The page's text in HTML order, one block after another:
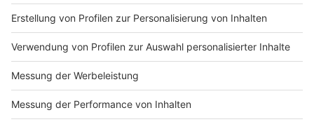
Strategie. Grundsätzlich stand vorab die Frage im
Raum, ob man wieder zu einheitlichen Regeln gelangen
kann, nachdem die Länder in den vergangenen Wochen
je eigene Maßnahmen ergriffen hatten.